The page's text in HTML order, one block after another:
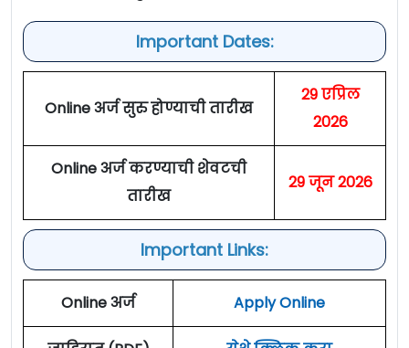
Important Dates:
Online अर्ज सुरु होण्याची तारीख
29 एप्रिल
2026
Online अर्ज करण्याची शेवटची
तारीख
29 जून 2026
Important Links:
Online अर्ज Apply Online